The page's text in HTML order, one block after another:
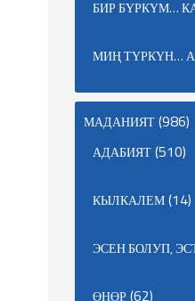
БИР БҮРКҮМ…
МИҢ ТҮРКҮН…
МАДАНИЯТ(986)
АДАБИЯТ(510)
КЫЛКАЛЕМ(14)
ЭСЕН БОЛУП,
ӨНӨР(62)